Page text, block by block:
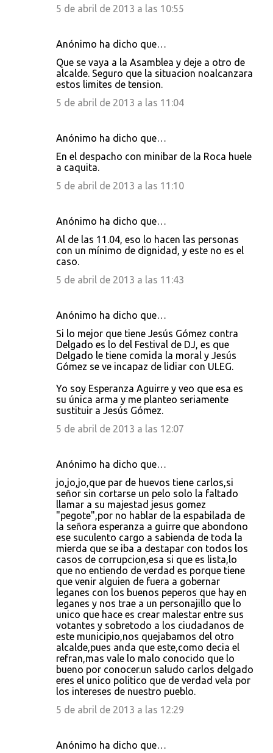
5 de abril de 2013 a las 10:55
Anónimo ha dicho que…
Que se vaya a la Asamblea y deje a otro de
alcalde. Seguro que la situacion noalcanzara
estos limites de tension.
5 de abril de 2013 a las 11:04
Anónimo ha dicho que…
En el despacho con minibar de la Roca huele
a caquita.
5 de abril de 2013 a las 11:10
Anónimo ha dicho que…
Al de las 11.04, eso lo hacen las personas
con un mínimo de dignidad, y este no es el
caso.
5 de abril de 2013 a las 11:43
Anónimo ha dicho que…
Si lo mejor que tiene Jesús Gómez contra
Delgado es lo del Festival de DJ, es que
Delgado le tiene comida la moral y Jesús
Gómez se ve incapaz de lidiar con ULEG.
Yo soy Esperanza Aguirre y veo que esa es
su única arma y me planteo seriamente
sustituir a Jesús Gómez.
5 de abril de 2013 a las 12:07
Anónimo ha dicho que…
jo,jo,jo,que par de huevos tiene carlos,si
señor sin cortarse un pelo solo la faltado
llamar a su majestad jesus gomez
"pegote",por no hablar de la espabilada de
la señora esperanza a guirre que abondono
ese suculento cargo a sabienda de toda la
mierda que se iba a destapar con todos los
casos de corrupcion,esa si que es lista,lo
que no entiendo de verdad es porque tiene
que venir alguien de fuera a gobernar
leganes con los buenos peperos que hay en
leganes y nos trae a un personajillo que lo
unico que hace es crear malestar entre sus
votantes y sobretodo a los ciudadanos de
este municipio,nos quejabamos del otro
alcalde,pues anda que este,como decia el
refran,mas vale lo malo conocido que lo
bueno por conocer.un saludo carlos delgado
eres el unico politico que de verdad vela por
los intereses de nuestro pueblo.
5 de abril de 2013 a las 12:29
Anónimo ha dicho que…